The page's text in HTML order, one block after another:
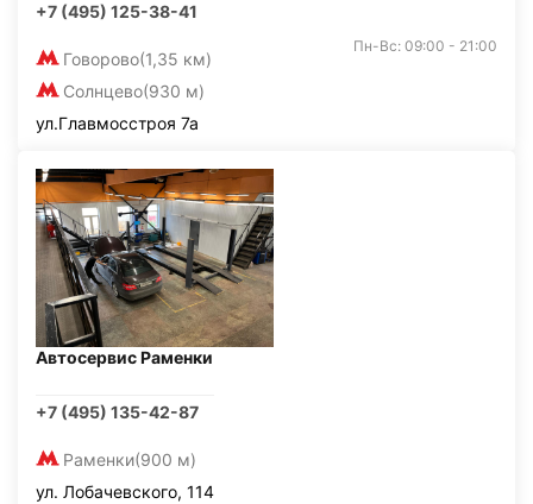
+7 (495) 125-38-41
Говорово(1,35 км)
Солнцево(930 м)
Пн-Вс: 09:00 - 21:00
ул.Главмосстроя 7а
Автосервис Раменки
+7 (495) 135-42-87
Раменки(900 м)
ул. Лобачевского, 114